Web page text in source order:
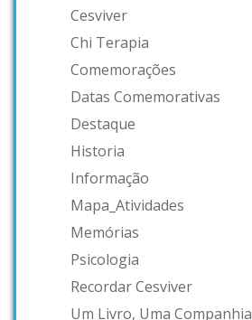
Cesviver
Chi Terapia
Comemorações
Datas Comemorativas
Destaque
Historia
Informação
Mapa_Atividades
Memórias
Psicologia
Recordar Cesviver
Um Livro, Uma Companhia